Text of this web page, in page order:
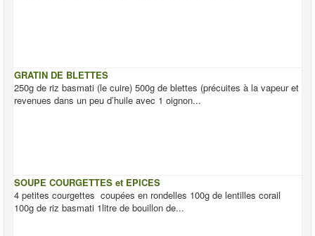
GRATIN DE BLETTES
250g de riz basmati (le cuire) 500g de blettes (précuites à la vapeur et
revenues dans un peu d’huile avec 1 oignon...
SOUPE COURGETTES et EPICES
4 petites courgettes coupées en rondelles 100g de lentilles corail
100g de riz basmati 1litre de bouillon de...